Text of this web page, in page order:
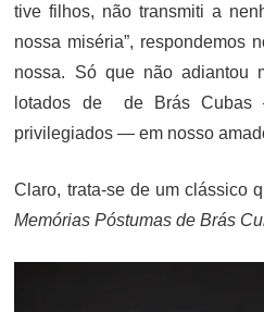
tive filhos, não transmiti a
nossa miséria”, respondemos
nossa. Só que não adiantou
lotados de de Brás
privilegiados — em nosso
Claro, trata-se de um clássico
Memórias Póstumas de Brás